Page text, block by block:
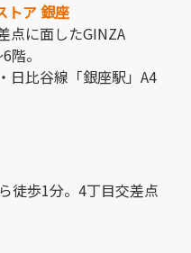
トア 銀座
点に面したGINZA
階。
日比谷線「銀座駅」A4
徒歩1分。4丁目交差点